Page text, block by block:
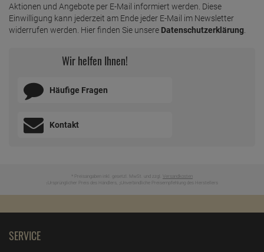
Aktionen und Angebote per E-Mail informiert werden. Diese
Einwilligung kann jederzeit am Ende jeder E-Mail im Newsletter
widerrufen werden. Hier finden Sie unsere Datenschutzerklärung
Wir helfen Ihnen!
Häufige Fragen
Kontakt
* Preisangaben inkl. gesetzl. MwSt. und zzgl. Versandkosten
Ursprünglicher Preis des Händlers, Unverbindliche Preisempfehlung des Herstellers
SERVICE